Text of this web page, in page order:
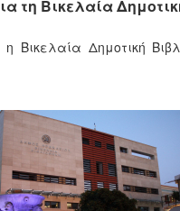
τη Βικελαία
Βικελαία Δημοτική